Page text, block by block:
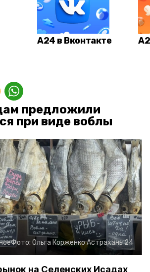
А24 в Вконтакте
предложили
при виде воблы
Фото: Ольга КорженкоАстрахань 24
на Селенских Исадах